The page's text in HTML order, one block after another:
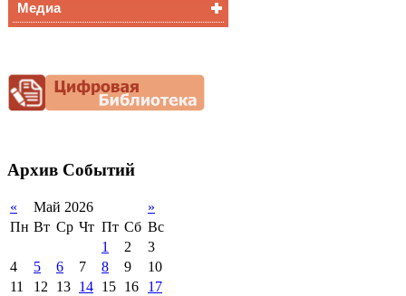
Снижение
документационной
нагрузки
Медиа
Архив Событий
« Май 2026
»
Пн Вт Ср Чт Пт Сб Вс
1
2
3
4
5 6 7 8 9
10
11
12 13 14 15 16
17